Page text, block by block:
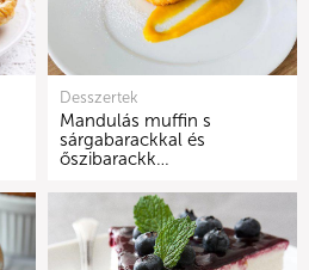
Desszertek
Mandulás muffin s
sárgabarackkal és
őszibarackk…